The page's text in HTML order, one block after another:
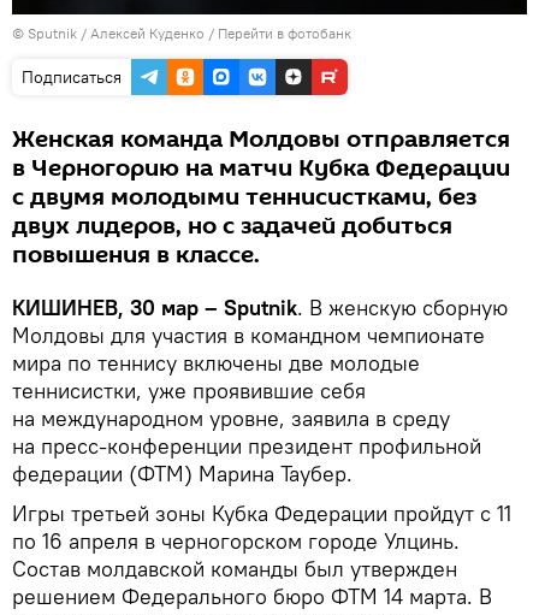
© Sputnik / Алексей Куденко / Перейти в фотобанк
Подписаться
Женская команда Молдовы отправляется
в Черногорию на матчи Кубка Федерации
с двумя молодыми теннисистками, без
двух лидеров, но с задачей добиться
повышения в классе.
КИШИНЕВ, 30 мар – Sputnik. В женскую сборную
Молдовы для участия в командном чемпионате
мира по теннису включены две молодые
теннисистки, уже проявившие себя
на международном уровне, заявила в среду
на пресс-конференции президент профильной
федерации (ФТМ) Марина Таубер.
Игры третьей зоны Кубка Федерации пройдут с 11
по 16 апреля в черногорском городе Улцинь.
Состав молдавской команды был утвержден
решением Федерального бюро ФТМ 14 марта. В